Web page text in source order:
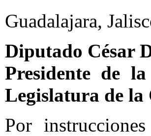
Guadalajara,
Diputado César
Presidente de
Legislatura de la
Por